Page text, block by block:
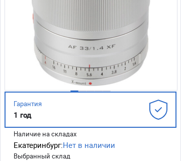
Гарантия
1 год
Наличие на складах
Екатеринбург:Нет в наличии
Выбранный склад